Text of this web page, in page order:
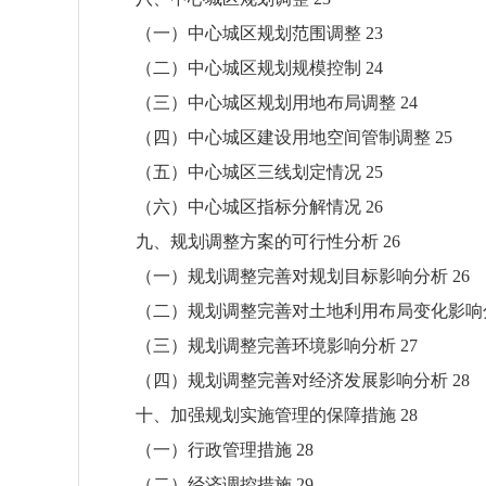
（一）中心城区规划范围调整 23
（二）中心城区规划规模控制 24
（三）中心城区规划用地布局调整 24
（四）中心城区建设用地空间管制调整 25
（五）中心城区三线划定情况 25
（六）中心城区指标分解情况 26
九、规划调整方案的可行性分析 26
（一）规划调整完善对规划目标影响分析 26
（二）规划调整完善对土地利用布局变化影
（三）规划调整完善环境影响分析 27
（四）规划调整完善对经济发展影响分析 28
十、加强规划实施管理的保障措施 28
（一）行政管理措施 28